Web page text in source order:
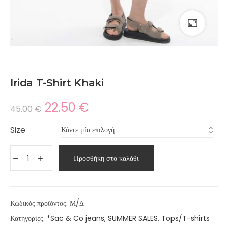
Irida T-Shirt Khaki
45.00€ 22.50 €
Size
Προσθήκη στο καλάθι
Κωδικός προϊόντος: Μ/Δ
Κατηγορίες: *Sac & Co jeans, SUMMER SALES, Tops/T-shirts